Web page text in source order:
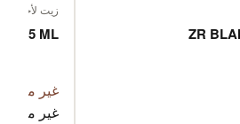
ZR
زيت لأجهزة
125 ML
غير متوفر
غير متوفر